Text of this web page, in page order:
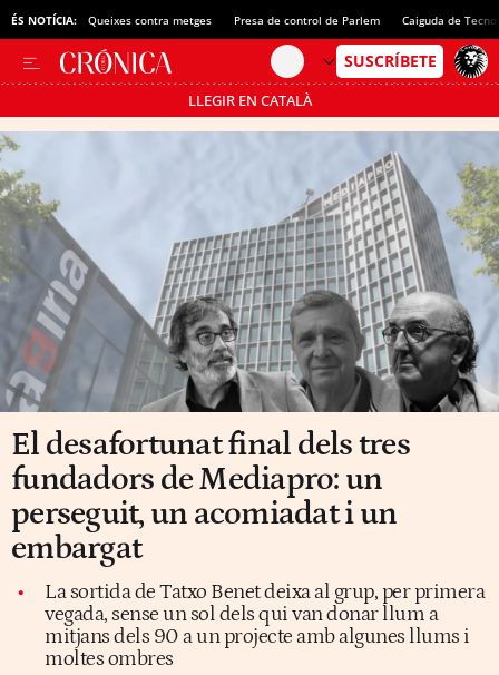
ÉS NOTÍCIA: Queixes contra metges Presa de control de Parlem Caiguda de
LLEGIR EN CATALÀ
Passa’t al mode estalvi
El desafortunat final dels tres
fundadors de Mediapro: un
perseguit, un acomiadat i un
embargat
La sortida de Tatxo Benet deixa al grup, per primera
vegada, sense un sol dels qui van donar llum a
mitjans dels 90 a un projecte amb algunes llums i
moltes ombres